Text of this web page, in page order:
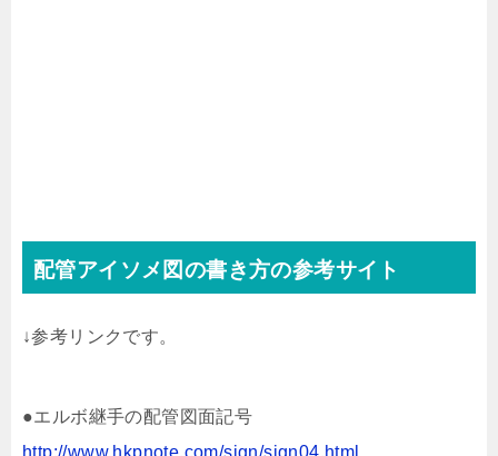
配管アイソメ図の書き方の参考サイト
↓参考リンクです。
●エルボ継手の配管図面記号
http://www.hkpnote.com/sign/sign04.html